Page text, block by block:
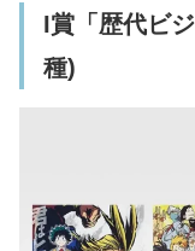
I賞「歴代ビ
種)